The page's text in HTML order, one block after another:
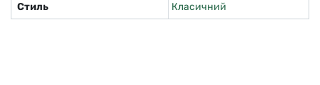
Стиль
Класичний